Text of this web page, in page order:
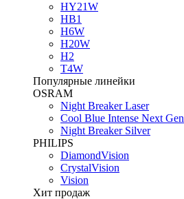
HY21W
HB1
H6W
H20W
H2
T4W
Популярные линейки
OSRAM
Night Breaker Laser
Cool Blue Intense Next Gen
Night Breaker Silver
PHILIPS
DiamondVision
CrystalVision
Vision
Хит продаж